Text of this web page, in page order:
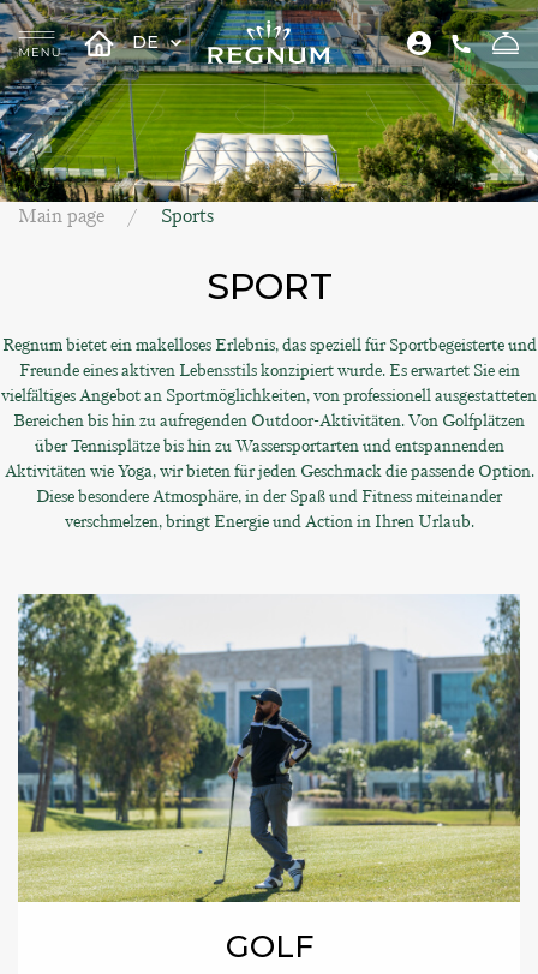
DE
Main page Sports
SPORT
Regnum bietet ein makelloses Erlebnis, das speziell für Sportbegeisterte und
Freunde eines aktiven Lebensstils konzipiert wurde. Es erwartet Sie ein
vielfältiges Angebot an Sportmöglichkeiten, von professionell ausgestatteten
Bereichen bis hin zu aufregenden Outdoor-Aktivitäten. Von Golfplätzen
über Tennisplätze bis hin zu Wassersportarten und entspannenden
Aktivitäten wie Yoga, wir bieten für jeden Geschmack die passende Option.
Diese besondere Atmosphäre, in der Spaß und Fitness miteinander
verschmelzen, bringt Energie und Action in Ihren Urlaub.
GOLF